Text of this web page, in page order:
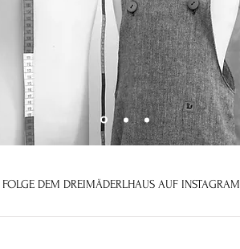
FOLGE DEM DREIMÄDERLHAUS AUF INSTAGRAM